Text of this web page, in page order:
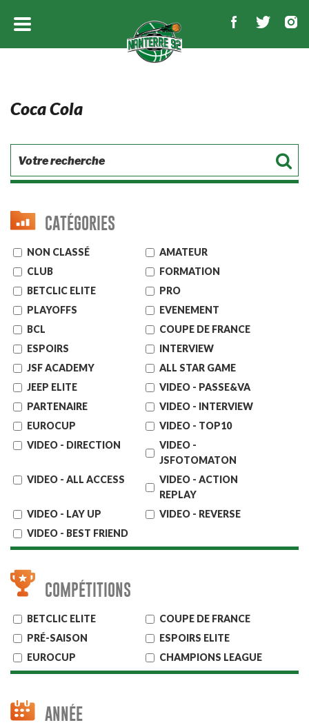
Coca Cola
CATÉGORIES
NON CLASSÉ
AMATEUR
CLUB
FORMATION
BETCLIC ELITE
PRO
PLAYOFFS
EVENEMENT
BCL
COUPE DE FRANCE
ESPOIRS
INTERVIEW
JSF ACADEMY
ALL STAR GAME
JEEP ELITE
VIDEO - PASSE&VA
PARTENAIRE
VIDEO - INTERVIEW
EUROCUP
VIDEO - TOP10
VIDEO - DIRECTION
VIDEO -
JSFOTOMATON
VIDEO - ALL ACCESS
VIDEO - ACTION
REPLAY
VIDEO - LAY UP
VIDEO - REVERSE
VIDEO - BEST FRIEND
COMPÉTITIONS
BETCLIC ELITE
COUPE DE FRANCE
PRÉ-SAISON
ESPOIRS ELITE
EUROCUP
CHAMPIONS LEAGUE
ANNÉE